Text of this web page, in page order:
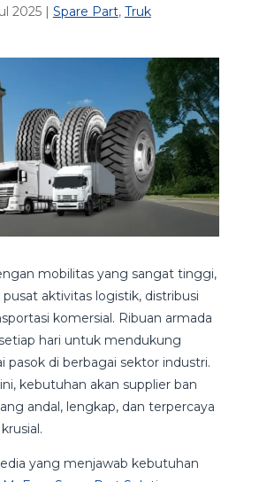
2025| Spare Part, Truk
mobilitas yang sangat tinggi,
aktivitas logistik, distribusi
komersial. Ribuan armada
hari untuk mendukung
pasok di berbagai sektor industri.
kebutuhan akan supplier ban
andal, lengkap, dan terpercaya
yang menjawab kebutuhan